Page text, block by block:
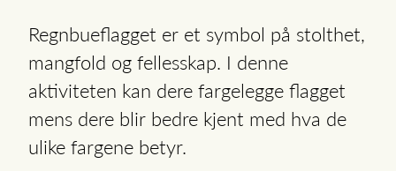
Regnbueflagget er et symbol på stolthet,
mangfold og fellesskap. I denne
aktiviteten kan dere fargelegge flagget
mens dere blir bedre kjent med hva de
ulike fargene betyr.